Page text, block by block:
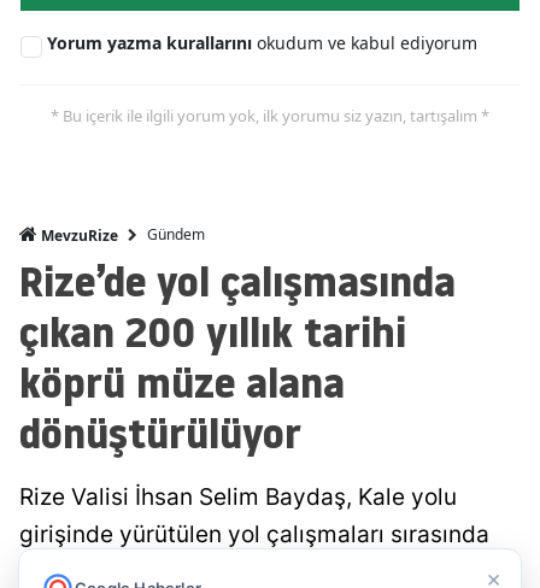
×
Yorum yazma kurallarını okudum ve kabul ediyorum
* Bu içerik ile ilgili yorum yok, ilk yorumu siz yazın, tartışalım *
MevzuRize Gündem
Rize’de yol çalışmasında
çıkan 200 yıllık tarihi
köprü müze alana
dönüştürülüyor
Rize Valisi İhsan Selim Baydaş, Kale yolu
girişinde yürütülen yol çalışmaları sırasında
gün yüzüne çıkarılan yaklaşık 200 yıllık tarihi